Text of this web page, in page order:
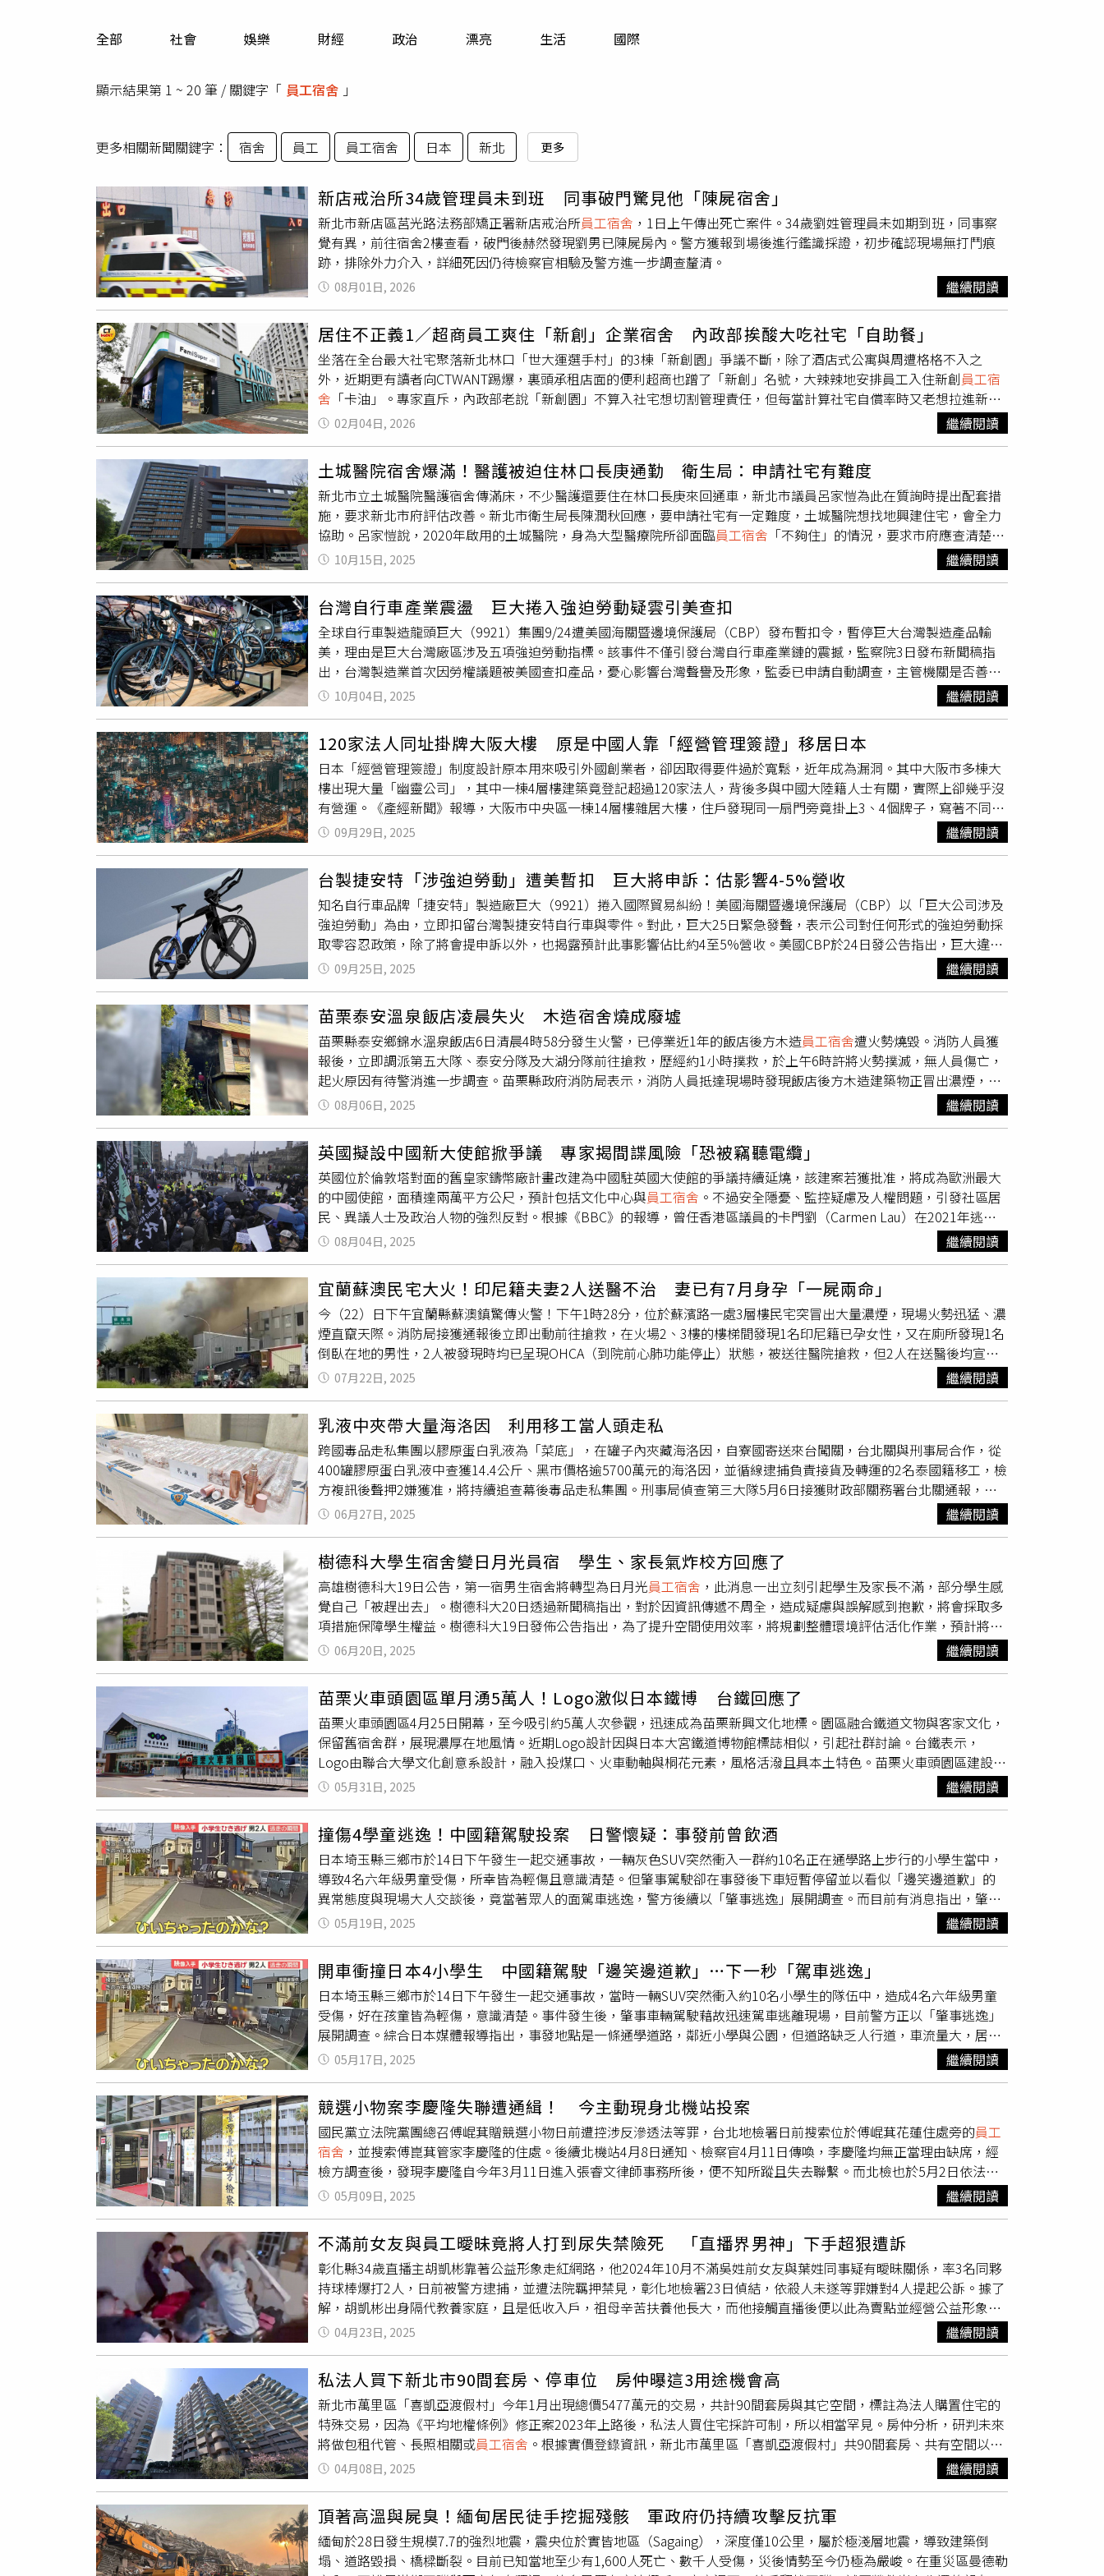
運勢
全部 社會 娛樂 財經 政治 漂亮 生活 國際
顯示結果第 1 ~ 20 筆 / 關鍵字「 員工宿舍 」
更多相關新聞關鍵字： 宿舍 員工 員工宿舍 日本 新北 更多
新店戒治所34歲管理員未到班 同事破門驚見他「陳屍宿舍」
新北市新店區莒光路法務部矯正署新店戒治所員工宿舍 ，1日上午傳出死亡案件。34歲劉姓管理員未如期到班，同事察
覺有異，前往宿舍2樓查看，破門後赫然發現劉男已陳屍房內。警方獲報到場後進行鑑識採證，初步確認現場無打鬥痕
跡，排除外力介入，詳細死因仍待檢察官相驗及警方進一步調查釐清。
08月01日, 2026 繼續閱讀
居住不正義1／超商員工爽住「新創」企業宿舍 內政部挨酸大吃社宅「自助餐」
坐落在全台最大社宅聚落新北林口「世大運選手村」的3棟「新創園」爭議不斷，除了酒店式公寓與周遭格格不入之
外，近期更有讀者向CTWANT踢爆，裏頭承租店面的便利超商也蹭了「新創」名號，大辣辣地安排員工入住新創員工宿
舍 「卡油」。專家直斥，內政部老說「新創園」不算入社宅想切割管理責任，但每當計算社宅自償率時又老想拉進新創
園營收美化數據，「自助餐」式行徑太不負責，更難杜絕輿論質疑。由資策會與周邊單位轉投資成立的資聯公司管理林
口社宅B5、A6與A3一樓店面，破百「新創」戶調度在手讓同業很是羨慕，居民直指董事長龔仁文（左）和總統賴清德的
好交情是資聯最大的底氣。（圖／CTWANT後製組）全名為「林口世大運選手村社會住宅」的林口社宅佔了林口台地10
公頃之大，原先是為了2017年台北世大運大量選手入住而興建，活動落幕後高達34棟共3,490戶住宅原本要整批標售，
然而在高房價之下「居住正義」喊得震天價響還得兼顧營運成本，那時當行政院長的賴清德便拍板，挪用其中31棟作為
社會住宅，另外像A6、A7、B5三棟超過400戶轉交由經濟部中小企業處，喊出「新創」名號規劃為「林口新創園國際新
創聚落」，其中A6全棟規劃為辦公空間、A7則打出分層多功能使用、B5還貼心地設置新創公司員工宿舍，希望鏈結周邊
產業供應鏈，打造亞洲最活躍的數位經濟創業生態系。而這科技味十足的「新創園」名號背後卻被踢爆問題橫生，
CTWANT元月底在林口社宅自救會發言人鄧若寧引路之下直擊現場，眼見不少魁武黝黑的外籍身影悠悠地從A7大樓進
出，原來這棟「新創」大樓在財團把持之下華麗轉身為短租型酒店，像是桃園璞園領航猿國際球團球員與眷屬就是常
客，「飯店和新創有什麼關聯」住戶直呼「新創」根本是多金球員爽爽住的遮羞布。鄧若寧進一步指出，A6、B5也大半
由一家全名為「資聯股份有限公司」的單位把持，「資聯」可是2021年由資策會與其轉投資資鼎中小企業開發公司等周
邊單位扶持的「孫公司」，資聯妙用了《公司法》和《預算法》巧門，滑溜地規避立法院預算和備質詢監督，年已70的
現任負責人龔仁文更因與賴清德從成大時期交好至今而被冠上「賴友友」稱號，堅實的後台又能一口氣吃下上百戶社宅
運營管理權，外界是好生羨慕。但老實經營也就罷了，住戶爆料詭譎荒唐的事還在後頭，原先資聯在A3一樓金店面運營
新創「招商中心」，長期「養蚊子」閒置成效不彰之下，2024年便移撥部分場地由全家超商進駐，再常見不過的便利商
店也穿上了「新創」鐵布衫，大辣辣地讓不具居住資格的店員以「新創員工」名義超便宜入住B5新創宿舍，整街其他餐
廳與超商員工可沒這好康，看得鄰居是分外眼紅，更爆料B5宿舍管理鬆散，私自轉租當「二房東」事件頻傳，直斥資聯
管理不力。林口社宅聚落A7棟目前由大瀚環球廣場運營，大樓介紹中與「新創」扯上邊的企業似乎有些少，大瀚強調一
切沒有違約，但顧及觀感會逐步讓「非新創」企業陸續退場。（圖／方萬民攝）政大地政系退休教授徐世榮就批評「社
宅」根本被濫用，像本質是掠奪財產權的「區段徵收」、「市地重劃」等開發案自從拿了「社宅」當說帖後變得「高大
上」，擦脂抹粉地忽悠大眾稱有開發正當性。但任何開發案都有預期效益門檻，現在拉經濟部出來「洗地」稱有3棟是
「新創」具公益性不算是社宅，「但飯店、超商是新創公司嗎？」他直指官方說法是愈描愈黑。另一名都市計畫學者則
直指，國家住都中心董事長花敬群喊出社宅拚自償率恐怕「也有算入新創那3棟收益」，被罵了名實不符才切割稱那是
新創園不算社宅，簡直是「包牌」大吃「自助餐」。他也呼籲，經濟部既然在世大運商圈拿了3棟樓搞「新創」，或許
可以盤點轄屬台糖、台電等國營企業鄰近土地或閒置房舍，釋出做包租代管或社宅平息民怨，不然部會「內捲」也只是
讓社會內耗。資聯則對此指出，A3一樓是與全家便利商店合作的多元實驗場域，有導入獨步全台全家的新創應用科技，
歡迎各界來體驗，也因此全家員工符合資格，確實可入住B5棟新創宿舍；至於B5棟新創宿舍被指管理不周「二房東」亂
竄，資聯則稱沒聽過相關消息，無從回應。A7棟商旅經營者大瀚環球廣場則強調，只要達35％新創企業即符合與經濟部
的合約營運門檻，但為了配合觀感與扶持新創產業，住宿與商旅等「非新創」類事業體已經逐漸退場。國家住都中心代
表內政部對此回應，政府對外宣稱的64％社宅自償率僅計算自建社宅，像「林口世大運選手村」屬於2017世大運後移
撥，不是國住都自建，不列入對外公布的自償數字範圍，但國住都未進一步揭露林口社宅租金運營等費用的自償率數
字，僅強調出租率達9成穩定運營中。
02月04日, 2026 繼續閱讀
土城醫院宿舍爆滿！醫護被迫住林口長庚通勤 衛生局：申請社宅有難度
新北市立土城醫院醫護宿舍傳滿床，不少醫護還要住在林口長庚來回通車，新北市議員呂家愷為此在質詢時提出配套措
施，要求新北市府評估改善。新北市衛生局長陳潤秋回應，要申請社宅有一定難度，土城醫院想找地興建住宅，會全力
協助。呂家愷說，2020年啟用的土城醫院，身為大型醫療院所卻面臨員工宿舍 「不夠住」的情況，要求市府應查清楚該
院宿舍是否出現大量候補情況，更點出市府要成為醫護人員的後盾，不希望因無宿舍可住導致醫護人員流動率增加，或
是產生額外壓力，包括交通開銷與高昂的租房費用。呂家愷指出，有消息指出土城醫院的醫護人員，卻住在林口長庚醫
住宅合作等方案列入考量。新北市立土城醫院醫護宿舍傳滿床，不少醫護還要住在林口長庚來回通車，新北市議員呂家
愷為此在質詢時提出配套措施，要求新北市府評估改善。（圖／新北市議員呂家愷提供）陳潤秋回應，目前土城醫院住
宿是住滿的，院方希望在土城附近有適合的地可以興建護理師宿舍，但因土地有很多私人產權問題，經了解過有一定困
難。陳潤秋也指出，土城醫院也曾提出希望社宅是否可申請，經詢問城鄉局，社宅主要仍是為了弱勢族群，新北社宅還
是有一般戶，但要符合各種條件。陳潤秋承諾一個月內會給初步回應，也強調社宅可能不能針對土城醫院提供，但土城
10月15日, 2025 繼續閱讀
台灣自行車產業震盪 巨大捲入強迫勞動疑雲引美查扣
全球自行車製造龍頭巨大（9921）集團9/24遭美國海關暨邊境保護局（CBP）發布暫扣令，暫停巨大台灣製造產品輸
美，理由是巨大台灣廠區涉及五項強迫勞動指標。該事件不僅引發台灣自行車產業鏈的震撼，監察院3日發布新聞稿指
出，台灣製造業首次因勞權議題被美國查扣產品，憂心影響台灣聲譽及形象，監委已申請自動調查，主管機關是否善盡
監管及研擬因應對策。面對監委自動調查，巨大集團表示，尊重監察院的調查，也理解社會各界對此事的關注。巨大一
向遵守法規，並已持續主動向勞動部、經濟部與外交部提供完整資訊，確保所有措施都能符合國際標準與規範。公司會
秉持公開透明與負責任的態度，持續配合主管機關，並即時向社會大眾報告進展，以行動展現對勞動人權與永續價值的
承諾。巨大集團表示，最新進展是已透過美國律師事務所，正式與CBP展開接觸，近期將安排正式會面。針對外界關注
的勞動與人權議題，巨大集團重申，2025年初即全面落實「零招聘費」政策，所有外籍員工在招聘過程中無需自行支付
仲介費用，費用由巨大全額吸收；此外，員工宿舍與生活設施的改善已於2024年完成，並持續透過內部監督與第三方稽
核，確保措施符合國際標準。另一家自行車大廠美利達（9914）集團3日主動發布新聞稿強調，堅守道德行為和保護人
權是美利達的核心價值，在台灣，美利達嚴格遵守所有勞動法規，同時也注意到本地法規與國際社會的標準及期待存在
差距，美利達承諾採取果斷行動，持續與國際公認的勞動與人權標準完全接軌。美利達為落實這項承諾，宣布自10月1
日起，對外籍移工全面實施「零付費政策」，所有新進移工將無須支付任何就業仲介費；且所有移工（無論新進或現
職）均無須再向仲介支付每月服務費，所有相關費用將由美利達全額承擔。此外，美利達正在積極制定一項補償計畫，
針對現職移工過往已支付的招募費用，預計在10月25日提供合理補償，確保移工不會因求職而承受額外經濟負擔。台灣
自行車公會理事長吳盈進指出，巨大集團遭CBP下暫扣令案，最後可能衝擊整個台灣自行車產業，只是目前先針對最大
的目標巨大集團開了第一槍，呼籲產業界嚴肅看待，並且用全供應鏈的力量來解決這個案件，向全世界證明台灣自行車
產業守法守紀，證明全產業非常在意也認真推動ESG，期許以全產業鏈團結面對這次的挑戰。
10月04日, 2025 繼續閱讀
120家法人同址掛牌大阪大樓 原是中國人靠「經營管理簽證」移居日本
日本「經營管理簽證」制度設計原本用來吸引外國創業者，卻因取得要件過於寬鬆，近年成為漏洞。其中大阪市多棟大
樓出現大量「幽靈公司」，其中一棟4層樓建築竟登記超過120家法人，背後多與中國大陸籍人士有關，實際上卻幾乎沒
有營運。《產經新聞》報導，大阪市中央區一棟14層樓雜居大樓，住戶發現同一扇門旁竟掛上3、4個牌子，寫著不同公
司名稱，但樓內卻幾乎不見人影。經調查，這棟大樓登記的法人約有100家。附近住戶回憶，該建物原本是建設公司員
，2021年換成由中國人代表的事業者接手後，日本語不通的工人出入增多，室內還以隔板分割，形同一間一公
友家，房間只是投資用途。」事實上，不只一棟大樓出現類似狀況，大阪市東成區一棟8層樓老舊建築，約有60家公司
登記，按門鈴卻無人回應。附近78歲居民直言「公司只是掛名」，另有60多歲男性補充，約一年前起陸續有人掛牌，偶
爾有中國人來收郵件。大正區一棟29年樓齡的4層樓建物更誇張，共有120家公司登記。附近80多歲的女店主說，「這裡
原本是企業員工宿舍，以前燈還亮著，但現在不知​​道怎麼回事。」調查顯示，這些法人多在2022年後設立，資本金均超
過500萬日圓（約新台幣102.6萬元），且多家公司名下出現同一名日本人董事。當地一名男代書受訪承認，自己是「日
本籍協力者」，協助不少中國人設立公司，名義上是他們入境前的辦公室，實際用途類似租借辦公室。「中國富裕層受
到政權打壓，日本引進外資也有經濟效果。」這名代書強調，這是合法生意，因據相關規定，即使所有法人都是居住在
境外的外國人，他們也可以申請成立日本公司，且有些銀行帳戶難以由外籍人士直接開設時，便由像他一類的日本籍協
力者代開預存帳戶以完成出資。不過，這名代書也強調，從事這份工作要有道德感和正義感，「我們絕對拒絕任何可能
擾亂社會秩序的人，只與值得信賴的人合作，如果對方涉及灰色地帶，我們將拒絕合作。」日本經營管理簽證於2015年
4月推出，旨在吸引外國新創公司赴日本發展，促進該國經濟成長。經營管理簽證需符合特定條件，例如擁有2名或2名
以上全職員工或至少500萬日圓（約新台幣102.6萬元）的資本額，方可獲得簽證，法人最長可在日本居留5年。
09月29日, 2025 繼續閱讀
台製捷安特「涉強迫勞動」遭美暫扣 巨大將申訴：估影響4-5%營收
知名自行車品牌「捷安特」製造廠巨大（9921）捲入國際貿易糾紛！美國海關暨邊境保護局（CBP）以「巨大公司涉及
強迫勞動」為由，立即扣留台灣製捷安特自行車與零件。對此，巨大25日緊急發聲，表示公司對任何形式的強迫勞動採
取零容忍政策，除了將會提申訴以外，也揭露預計此事影響佔比約4至5%營收。美國CBP於24日發公告指出，巨大違反
下列聯合國國際勞工組織（ILO）所列的強迫勞動指標：濫用弱勢地位、惡劣工作與生活條件、債務束縛、扣留薪資以
及過度加班。CBP認為巨大公司透過上述行為獲利，導致產品以低於市場的價格生產，進而不當獲取數百萬美元利潤，
對此，巨大發出重訊，強調巨大集團始終秉持尊重人權與保障勞動條件的核心價值，並已採取具體行動。包含自2025年
1月起，全面推動零招聘費（Zero Recruitment Fee Policy）政策，所有新聘外籍員工之招聘、仲介與政府費用，均由公
司全額承擔；巨大並於2024年底完成員工宿舍條件優化，提供更安全且舒適的生活環境。巨大集團已建立內部監督機制
與第三方稽核，並持續落實盡職調查，確保所有作業流程符合國際人權與勞動標準。目前將聯繫CBP提出申訴，並積極
爭取撤銷暫扣令並說明巨大公司已經採取了適當的措施。至於影響範圍，巨大表示，本次WRO僅限於台灣製造並輸往美
國的產品，不影響其他地區市場銷售。短期內，美國市場的部分出貨可能面臨延遲、查扣或退運，公司將保持供應鏈透
明與合規，努力將影響降至最低。預估影響巨大集團合併營收佔比4至5%。而經濟部貿易署表示，持續與勞動部合作營
造對勞工友善的工作環境，將協助巨大公司儘速解決其可能涉及的強迫勞動議題，以利CBP儘早撤銷該暫扣令。
09月25日, 2025 繼續閱讀
苗栗泰安溫泉飯店凌晨失火 木造宿舍燒成廢墟
苗栗縣泰安鄉錦水溫泉飯店6日清晨4時58分發生火警，已停業近1年的飯店後方木造員工宿舍遭火勢燒毀。消防人員獲
報後，立即調派第五大隊、泰安分隊及大湖分隊前往搶救，歷經約1小時撲救，於上午6時許將火勢撲滅，無人員傷亡，
起火原因有待警消進一步調查。苗栗縣政府消防局表示，消防人員抵達現場時發現飯店後方木造建築物正冒出濃煙，隨
即佈設水線展開滅火作業，經約1小時搶救後成功將火勢控制並完全撲滅。此次火警造成飯店後方二、三樓木造員工宿
全數燒毀。由於該溫泉飯店自2024年7月起已停業，現場無人員進出或受困，未造成任何人員傷亡。苗栗縣議員劉美
蘭接獲通報後也趕赴現場關心災情。警方表示，由於飯店已停業近1年，起火原因仍有疑點，將與消防單位進一步調查
釐清火警成因。
08月06日, 2025 繼續閱讀
英國擬設中國新大使館掀爭議 專家揭間諜風險「恐被竊聽電纜」
英國位於倫敦塔對面的舊皇家鑄幣廠計畫改建為中國駐英國大使館的爭議持續延燒，該建案若獲批准，將成為歐洲最大
的中國使館，面積達兩萬平方公尺，預計包括文化中心與員工宿舍 。不過安全隱憂、監控疑慮及人權問題，引發社區居
民、異議人士及政治人物的強烈反對。根據《BBC》的報導，曾任香港區議員的卡門劉（Carmen Lau）在2021年逃往
英國，並獲政治庇護。她因反對港府政策被中方媒體點名、監控，甚至被港府以「煽動分裂國家」及「勾結外國勢力」
為由兩度發出通緝令。近日她發現自己的照片被製成懸賞公告，提供港幣100萬元獎金，號召民眾提供她的行蹤，甚至
鼓動將她「直接帶到中國大使館」。卡門劉站在皇家鑄幣廠前表示，「我從沒這麼接近過這棟建築，這座新大使館象徵
的是威脅，而非外交。」卡門擔心，使館建成後可能成為中國打壓異議人士的新據點。她提及2022年曾有香港抗議者在
曼徹斯特的中領館外被強行拖入並毆打的事件，強調中方在境外的行為已引發國際關注。除了人權與政治問題，更大的
安全焦點在於潛在的間諜活動。舊皇家鑄幣廠的地理位置鄰近倫敦金融區，底下通過的光纖電纜連接著數百家金融機
構。該建築過去曾是巴克萊銀行交易廳的一部分，內部亦設有瓦平電話交換局，這些設施可能成為情報收集的潛在目
標。一名前美國政府安全顧問表示，「透過竊聽這些電纜，有機會截取高度敏感資訊，且幾乎不可能被察覺。」倫敦政
經學院的客座教授東尼特拉弗斯（Tony Travers）則認為，此類疑慮雖真實存在，但政府在做出決策時也需平衡政治現
實。該地點周邊居民也對此案表示強烈不滿，住在大使館預定地旁邊的馬克尼蓋特（Mark Nygate）指出，
離他家僅一牆之隔，憂心隱私權受到侵犯。他更擔憂，若大使館成為抗議目標或恐攻對象，整個社區將首當其衝。自計
畫提出以來，香港、西藏、維吾爾族社群及其他人權團體已舉辦多場規模達6,000人的抗議行動，反對使館落戶當地。
2022年當地市議會以安全和旅遊業影響為由，否決該規劃申請。然而2024年工黨上台後，中國在未修改計畫的情況下再
次提交申請。英國首相基爾斯塔默（Keir Starmer）在8月23日與中國國家主席習近平的首次通話中，即被中方提出該項
目議題。隨後外交大臣戴維拉米（David Lammy）建議，由副首相安吉拉雷納（Angela Rayner）將此案由地方移交至中
央政府審核。英國外交官彼得里基茨勳爵（Lord Peter Ricketts）指出，這反映出英中關係的「矛盾本質」，一方面中
國是必要的經貿夥伴，另一方面卻是安全風險來源。中國駐英國大使館發表聲明，強調新館將「促進中英理解與合
作」，並指控「反華勢力」利用安全理由干預計畫審議，稱此舉「卑鄙且不得人心」。不過包括保守黨資深議員伊恩鄧
肯史密斯（Iain Duncan Smith）在內的批評者，則警告英國政府勿因經濟利益而「討好中國」。中國問題專家、倫敦大
學亞非學院曾銳生教授認為，即使擴建大使館恐有風險，但反過來也可能更容易集中監控中方行動。他指出，中國「務
實至上」，不太可能因為建館案受阻就改變對英經貿策略。
08月04日, 2025 繼續閱讀
宜蘭蘇澳民宅大火！印尼籍夫妻2人送醫不治 妻已有7月身孕「一屍兩命」
今（22）日下午宜蘭縣蘇澳鎮驚傳火警！下午1時28分，位於蘇濱路一處3層樓民宅突冒出大量濃煙，現場火勢迅猛、濃
煙直竄天際。消防局接獲通報後立即出動前往搶救，在火場2、3樓的樓梯間發現1名印尼籍已孕女性，又在廁所發現1名
倒臥在地的男性，2人被發現時均已呈現OHCA（到院前心肺功能停止）狀態，被送往醫院搶救，但2人在送醫後均宣告
不治。宜蘭消防局今日下午1時28分許接獲通報，蘇濱路三段一棟3層樓獨棟建物火警，迅速調派四大、蘇澳、馬賽、羅
員工宿舍，火勢延
OHCA狀態，消防隊員迅速將她救出，並由南方澳分隊的救護車送往醫院進行急救。2樓搜索完畢後，又在3樓廁所發現
另一名OHCA印尼籍男性倒臥，在給予CPR處置後同樣送往醫院搶救。目前，相關單位正調查釐清這起火警的起火原因
及財物損失。=========16：40分更新=========經蘇澳警分局員警到場協助交通指揮以及了解案情後，現場發現的男
女2人均為印尼籍人士，且為夫妻關係。丈夫今年35歲，妻子則懷孕六至七個月左右，丈夫35歲。2人在送往醫院搶救
後，雙雙宣告不治。
07月22日, 2025 繼續閱讀
乳液中夾帶大量海洛因 利用移工當人頭走私
跨國毒品走私集團以膠原蛋白乳液為「菜底」，在罐子內夾藏海洛因，自寮國寄送來台闖關，台北關與刑事局合作，從
400罐膠原蛋白乳液中查獲14.4公斤、黑市價格逾5700萬元的海洛因，並循線逮捕負責接貨及轉運的2名泰國籍移工，檢
方複訊後聲押2嫌獲准，將持續追查幕後毒品走私集團。刑事局偵查第三大隊5月6日接獲財政部關務署台北關通報，指
有3件自寮國進口的國際包裹疑有毒品反應，經會同開封查驗，發現包裹內400罐膠原蛋白乳液，共夾藏14.4公斤的海洛
因，立即報請台北地檢署檢察官黃振城指揮北市、新北市、桃園市警局等共組專案小組深入追查。專案小組以貨追人，
泰籍移工阿炎則在10日凌晨找塔納孔接貨，埋伏的幹員趁2人碰面轉交包裹之際現身逮人。警方調查，塔納孔跟阿炎都
是國內企業合法雇用的工地移工，雙方互不相識，但都被泰國毒梟分以55萬元泰銖、20萬元泰銖吸收，以塔納孔名義進
口並出面收貨，阿炎負責運送轉手。警方發現，毒品走私集團以「乳液罐」以假亂真，將結晶狀海洛因封裝於罐中，且
乳液罐仍可按壓出些許的乳液，以為就能躲過海關檢查，並以高價吸收合法的泰籍移工，企圖製造斷點干擾偵辦，所幸
被海關聯手刑事局即時截獲。警方研判，這批毒品可能來自泰國，訊後依毒品罪嫌將2人移送北檢偵辦，將再擴大追查
06月27日, 2025 繼續閱讀
樹德科大學生宿舍變日月光員宿 學生、家長氣炸校方回應了
高雄樹德科大19日公告，第一宿男生宿舍將轉型為日月光員工宿舍 ，此消息一出立刻引起學生及家長不滿，部分學生感
覺自己「被趕出去」。樹德科大20日透過新聞稿指出，對於因資訊傳遞不周全，造成疑慮與誤解感到抱歉，將會採取多
項措施保障學生權益。樹德科大19日發佈公告指出，為了提升空間使用效率，將規劃整體環境評估活化作業，預計將已
使用29年的第一宿（男生宿舍）進行整修，透過產學合作的方式，轉型為日月光
，除了協助企業解決員工住宿
需求，也能為學生創造實習與就業機會。然而此消息一出便引起學生與家長不滿，部分學生感覺「被趕出去」。對此樹
德科大20日透過新聞稿回應，對於因資訊傳達不周而造成誤解與疑慮，校方深感抱歉，同時也解釋是為了因應少子化趨
勢、提升宿舍空間使用效率，才會做此決策。樹德科大表示目前正全力與學生進行溝通，會採取多項具體措施，保障學
生的住宿權益，原本已登記入住第一宿的學生，會統一安排住進第三宿，若有包房需求，也會協助安排。校方也考量到
不同國籍的學生，在文化與生活習慣上存在差異，原本第一宿的學生在搬遷後，會盡可能安排與同是台灣籍的學生同
住。目前為止所有提出換宿申請的學生，均已妥善安排住處。此外，針對不同宿舍間的停車費用差異，校方也已統一彙
整名單，並將辦理退費，也協助學生將原本東側停車證換成第三宿地下室使用證，而至於第三宿學餐狀況，樹德科大也
06月20日, 2025 繼續閱讀
苗栗火車頭園區單月湧5萬人！Logo激似日本鐵博 台鐵回應了
苗栗火車頭園區4月25日開幕，至今吸引約5萬人次參觀，迅速成為苗栗新興文化地標。園區融合鐵道文物與客家文化，
保留舊宿舍群，展現濃厚在地風情。近期Logo設計因與日本大宮鐵道博物館標誌相似，引起社群討論。台鐵表示，
Logo由聯合大學文化創意系設計，融入投煤口、火車動軸與桐花元素，風格活潑且具本土特色。苗栗火車頭園區建設始
於2019年，起因於時任行政院長蘇貞昌視察苗栗鐵路一村後，提出擴建構想。整體經費逾10億元，由客家委員會主導規
畫，內政部國土署與台鐵局共同施作。縣府文化觀光局表示，園區營運由台鐵委託具相關經驗的椰子林公司管理，該公
司曾經營屏東潮州的火車主題園區，盼提升整體品質與遊憩價值。目前園區空間分為免費參觀的特色餐飲區與需購票進
入的展示廳，展示廳票價為100元，可折抵50元消費，苗栗縣民享半價優惠。園區所在地為昔日台鐵
村，許多客家鄉親曾在此任職，具有深厚地方記憶。除展示鐵道歷史文物外，現場並設置卡通版小火車、公共藝術LED
數位牆與吉祥物「隧道君」等互動設計，兼具科技感與親子友善。台鐵公司委託國立聯合大學文創系設計園區識別系
統，團隊以「投煤、火車、桐花」為主題，提出3套方案。圖為當時提案圖樣。（圖／台鐵公司資產開發處提供）近日
社群媒體出現關於苗栗火車頭園區Logo設計與日本埼玉縣大宮鐵道博物館標誌相似的討論。台鐵公司表示，苗栗火車頭
園區識別系統案係委託聯合大學文化創意與數位行銷系（以下簡稱聯大文創系）建立園區視覺識別及相關應用項目。聯
大文創系依台鐵公司所提投煤、火車、桐花為元素，以「一座活的鐵道博物館－喚起沉睡已久的文物聚落」為設計主
軸，共提出綠色動力、輝煌（灰黃）奔騰及橘色能量等3個方案。經公司內部討論後，由同時呈現投煤口、CK152動軸及
桐花花瓣的「綠色動力」方案勝出，並進行延伸應用設計，以營造園區動感氛圍、身歷其境的在地鐵道文化。苗栗火車
頭園區還有相關設計，如吉祥物「隧道君」、12輛卡通版小火車，以及公共藝術LED薄膜牆的數位內容等，均出自台灣
團隊原創設計，期邀遊客一起享受科技、藝術及鐵道文化的饗宴。業界設計專家分析指出，儘管兩者在圓形構圖及鐵道
符號的視覺語彙上有些許相似，但苗栗火車頭園區的設計風格更為活潑卡通化，巧妙融入了中央燈號與桐花造型等地方
象徵元素，這與日本大宮鐵道博物館的極簡風格有明顯區隔，展現出獨特且鮮明的本土特色。
05月31日, 2025 繼續閱讀
撞傷4學童逃逸！中國籍駕駛投案 日警懷疑：事發前曾飲酒
日本埼玉縣三鄉市於14日下午發生一起交通事故，一輛灰色SUV突然衝入一群約10名正在通學路上步行的小學生當中，
導致4名六年級男童受傷，所幸皆為輕傷且意識清楚。但肇事駕駛卻在事發後下車短暫停留並以看似「邊笑邊道歉」的
異常態度與現場大人交談後，竟當著眾人的面駕車逃逸，警方後續以「肇事逃逸」展開調查。而目前有消息指出，肇事
的中國籍駕駛鄧洪鵬已經自行前往警局投案自首，但日本警方懷疑，鄧洪鵬可能在事發之前有飲酒行為。綜合日媒報導
指出，事故現場鄰近學校與公園，屬於車流量大但缺乏人行道的通學路，居民早已習慣有車輛高速穿梭作捷徑。事故發
生時，現場一片混亂，有目擊者指出看到孩童坐在地上、腿部流血，直言情況「非常可怕」。而在肇事駕駛逃逸後，警
方於15日當天，在距離事發地點約2公里的外籍 員工宿舍旁停車場尋獲涉案車輛，車頭右側可見明顯擦痕。據附近居民
指出，該輛SUV過去常出現在此地，並有人曾搭乘此車由一名講中文的中國籍男子駕駛前往醫院。經調查，車輛登記於
中國籍男子鄧洪鵬（トウ洪鵬）名下，警方也確認案發時車上有兩人。警方調查當時，鄧洪鵬下落不明，同行的另一名
中國籍男子王洪利則是接受警方訊問。而在18日上午，42歲的鄧洪鵬在兩名女性陪同下，搭乘計程車前往吉川警察署自
首。計程車司機描述，當日上午7時45分，三人自西川口站上車，途中曾停靠便利商店購買水與口罩，約8時30分抵達警
局。司機回憶，鄧洪鵬全程沉默、滿身大汗，看起來十分緊張，進入警局時也未顯慌張。警方訊問鄧洪鵬後表示，鄧洪
鵬於案發當天，疑似有在餐飲店與25歲中國籍同車人王洪利飲酒，兩人約在事故發生前30分鐘離開餐廳。警方懷疑，鄧
洪鵬之所以肇事，可能因酒精影響導致操作失誤，因此也以明知對方酒駕仍搭車的嫌疑將王洪利移送法辦。而針對逃逸
的行為，鄧洪鵬承認知道自己「確實撞到人」，但聲稱之所以離開，是因為「對方說沒事」才離開現場，否認自己有肇
逃的部分。日本警方也尚未公布兩人是否認罪，目前正深入調查兩人在事故前後的行蹤與實際飲酒情況。
05月19日, 2025 繼續閱讀
開車衝撞日本4小學生 中國籍駕駛「邊笑邊道歉」…下一秒「駕車逃逸」
日本埼玉縣三鄉市於14日下午發生一起交通事故，當時一輛SUV突然衝入約10名小學生的隊伍中，造成4名六年級男童
受傷，好在孩童皆為輕傷，意識清楚。事件發生後，肇事車輛駕駛藉故迅速駕車逃離現場，目前警方正以「肇事逃逸」
展開調查。綜合日本媒體報導指出，事發地點是一條通學道路，鄰近小學與公園，但道路缺乏人行道，車流量大，居民
早已習慣這裡有車輛作為捷徑高速穿梭。事故發生之時，一輛灰色車輛突然撞進排隊步行的學童中，現場一片驚慌。有
目擊者表示，事發後，一名男子從車內走下，看似向現場家長與大人道歉，但態度是「邊笑邊道歉」，讓人感到十分異
新上車，直接駕車離開現場，絲毫不管不顧現場群眾大聲吶喊「逃了、逃了」。另一名目擊者則描述「我覺得情況不太
對，過去一看發現有孩子坐在地上、腿部流血，真的非常可怕，希望肇事者趕快被逮到。」根據警方調查，案發隔日即
5月15日，警方在距離事故現場約2公里的一處住宅區停車場內發現肇事車輛，車頭右側留有明顯藍色擦痕，顯示曾與物
體碰撞。該車停放於一處外籍員工宿舍旁，據附近居民表示，這輛大型SUV過去就常出現在此地，有時需多次倒車才能
停好。也有其他居民也證實，過去曾搭乘這輛車前往醫院，當時的駕駛是說中文的中國籍男子。目前警方已確認該車登
記在一名中國籍男子名下，並於16日確認，車內當時共有兩人，疑似駕駛者至今下落不明，但另一名中國籍的同乘男子
已接受問詢，警方正試圖釐清其是否知情及參與。從多支行車紀錄器與監視器畫面追蹤得知，肇事車輛逃離現場後一路
右轉、左轉多次穿越住宅區，並沿著河邊小路行駛，最後停放於南側小巷的停車場。警方目前正調查該路線，並對車內
遺留物及車體損傷進行分析，希望藉此確認駕駛人的身份。根據目擊者描述，駕駛者為光頭、體型壯碩的男子，但是否
為車主本人仍待確認。警方正積極追查該名男子的行蹤，也在釐清車主是否涉及事件或對整起肇事逃逸有所知情。
05月17日, 2025 繼續閱讀
競選小物案李慶隆失聯遭通緝！ 今主動現身北機站投案
國民黨立法院黨團總召傅崐萁贈競選小物日前遭控涉反滲透法等罪，台北地檢署日前搜索位於傅崐萁花蓮住處旁的員工
宿舍 ，並搜索傅崑萁管家李慶隆的住處。後續北機站4月8日通知、檢察官4月11日傳喚，李慶隆均無正當理由缺席，經
檢方調查後，發現李慶隆自今年3月11日進入張睿文律師事務所後，便不知所蹤且失去聯繫。而北檢也於5月2日依法發
布通緝令。今（9日）下午2時許，李慶隆在律師陪同下主動前往北機站進行投案，並由調查官依法逮捕，待訊問完畢後
05月09日, 2025 繼續閱讀
不滿前女友與員工曖昧竟將人打到尿失禁險死 「直播界男神」下手超狠遭訴
彰化縣34歲直播主胡凱彬靠著公益形象走紅網路，他2024年10月不滿吳姓前女友與葉姓同事疑有曖昧關係，率3名同夥
持球棒爆打2人，日前被警方逮捕，並遭法院羈押禁見，彰化地檢署23日偵結，依殺人未遂等罪嫌對4人提起公訴。據了
解，胡凱彬出身隔代教養家庭，且是低收入戶，祖母辛苦扶養他長大，而他接觸直播後便以此為賣點並經營公益形象，
2020年疫情期間，他買下3萬片口罩捐贈需要民眾，還曾購入滯銷柚子致贈家扶兒，並為家扶兒賣燈籠、捐毯子，在網
路上被封為「直播界男神」。此後胡凱彬行為逐漸脫序，多次因網路上與人嗆聲而引發議論，他2024年9月他與自家旗
下女員工交往，2人交往約一個月就分手，胡凱彬卻在10月29日凌晨帶著大批小弟前往
女友和葉姓男員工。而胡下手極為兇殘，行兇的木棍被打斷後，他還改換金屬球棒繼續打，還拉頁男的頭去撞牆，葉的
頭部血腫，背部則是大面積瘀傷，，甚至尿失禁，差點死亡，吳女同樣傷勢嚴重，手、腳大片瘀青外，頭部也被打到流
血。員林警方2024年12月接獲報案後組成專案小組，發現以胡的團隊旗下有多名成員，經常藉勢藉端、聚眾鬧事，更涉
嫌販賣仿冒品，於直播中用話術讓民眾陷於錯誤，騙消費者下標購買，藉此謀取暴利。警方日前見時機成熟前往攻堅，
將他逮捕並移送法辦，遭檢方聲押獲准，而彰化地檢署23日偵結，認定胡凱彬等4人涉犯殺人未遂罪嫌提起公訴，組織
04月23日, 2025 繼續閱讀
私法人買下新北市90間套房、停車位 房仲曝這3用途機會高
新北市萬里區「喜凱亞渡假村」今年1月出現總價5477萬元的交易，共計90間套房與其它空間，標註為法人購置住宅的
特殊交易，因為《平均地權條例》修正案2023年上路後，私法人買住宅採許可制，所以相當罕見。房仲分析，研判未來
將做包租代管、長照相關或員工宿舍 。根據實價登錄資訊，新北市萬里區「喜凱亞渡假村」共90間套房、共有空間以及
停車空間，1月下旬以總價5477萬元售予一家私法人，為萬里區有實登以來總價第2高的大樓交易。據查，該筆交易包含
90間套房，套房含陽台大小介於9~13坪，並分布於2~13層，另有多筆共有部分與防空避難室兼停車空間，若以車位面
登錄。（圖／翻攝內政部不動產交易實價查詢服務網）新北罕見親民交易 海景宅每戶僅56萬大家房屋企劃研究室公關主
任賴志昶指出，該交易為自《平均地權條例》修正案上路以來，罕見的大筆私法人購置住宅案件，由於屋齡僅約25年，
不具都更或危老改建的可能性，惟地點特殊，具有市區少見的海景，又全是套房物件，研判未來應可做為包租代管、員
04月08日, 2025 繼續閱讀
頂著高溫與屍臭！緬甸居民徒手挖掘殘骸 軍政府仍持續攻擊反抗軍
緬甸於28日發生規模7.7的強烈地震，震央位於實皆地區（Sagaing），深度僅10公里，屬於極淺層地震，導致建築倒
塌、道路毀損、橋樑斷裂。目前已知當地至少有1,600人死亡、數千人受傷，災後情勢至今仍極為嚴峻。在重災區曼德勒